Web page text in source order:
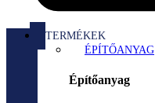
TERMÉKEK
ÉPÍTŐANYAG
Építőanyag